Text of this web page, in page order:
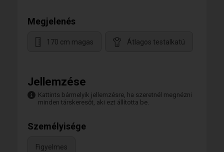
Megjelenés
170 cm magas Átlagos testalkatú
Jellemzése
Kattints bármelyik jellemzésre, ha szeretnél megnézni
minden társkeresőt, aki ezt állította be.
Személyisége
Figyelmes